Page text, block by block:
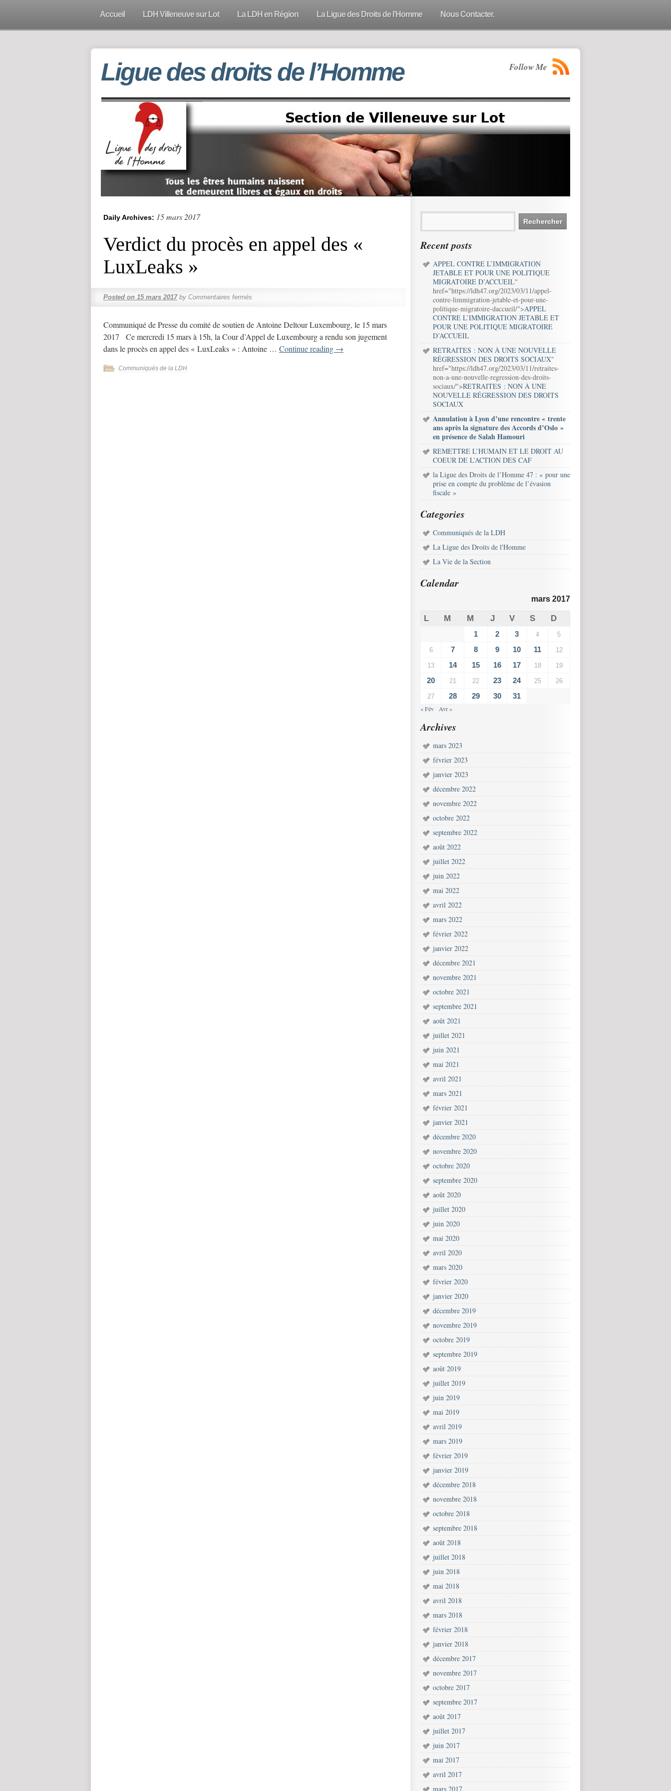
Accueil LDH Villeneuve sur Lot La LDH en Région La Ligue des Droits de l’Homme Nous Contacter.
Ligue des droits de l’Homme Follow Me
Daily Archives: 15 mars 2017
Verdict du procès en appel des «
LuxLeaks »
Posted on 15 mars 2017 by Commentaires fermés
Communiqué de Presse du comité de soutien de Antoine Deltour Luxembourg, le 15 mars
2017 Ce mercredi 15 mars à 15h, la Cour d’Appel de Luxembourg a rendu son jugement
dans le procès en appel des « LuxLeaks » : Antoine … Continue reading →
Communiqués de la LDH
Recent posts
APPEL CONTRE L’IMMIGRATION
JETABLE ET POUR UNE POLITIQUE
MIGRATOIRE D’ACCUEIL"
href="https://ldh47.org/2023/03/11/appel-
contre-limmigration-jetable-et-pour-une-
politique-migratoire-daccueil/">APPEL
CONTRE L’IMMIGRATION JETABLE ET
POUR UNE POLITIQUE MIGRATOIRE
D’ACCUEIL
RETRAITES : NON À UNE NOUVELLE
RÉGRESSION DES DROITS SOCIAUX"
href="https://ldh47.org/2023/03/11/retraites-
non-a-une-nouvelle-regression-des-droits-
sociaux/">RETRAITES : NON À UNE
NOUVELLE RÉGRESSION DES DROITS
SOCIAUX
Annulation à Lyon d’une rencontre « trente
ans après la signature des Accords d’Oslo »
en présence de Salah Hamouri
REMETTRE L’HUMAIN ET LE DROIT AU
COEUR DE L’ACTION DES CAF
la Ligue des Droits de l’Homme 47 : « pour une
prise en compte du problème de l’évasion
fiscale »
Categories
Communiqués de la LDH
La Ligue des Droits de l'Homme
La Vie de la Section
Calendar
mars 2017
L M M J V S D
1 2 3 4 5
6 7 8 9 10 11 12
13 14 15 16 17 18 19
20 21 22 23 24 25 26
27 28 29 30 31
« Fév Avr »
Archives
mars 2023
février 2023
janvier 2023
décembre 2022
novembre 2022
octobre 2022
septembre 2022
août 2022
juillet 2022
juin 2022
mai 2022
avril 2022
mars 2022
février 2022
janvier 2022
décembre 2021
novembre 2021
octobre 2021
septembre 2021
août 2021
juillet 2021
juin 2021
mai 2021
avril 2021
mars 2021
février 2021
janvier 2021
décembre 2020
novembre 2020
octobre 2020
septembre 2020
août 2020
juillet 2020
juin 2020
mai 2020
avril 2020
mars 2020
février 2020
janvier 2020
décembre 2019
novembre 2019
octobre 2019
septembre 2019
août 2019
juillet 2019
juin 2019
mai 2019
avril 2019
mars 2019
février 2019
janvier 2019
décembre 2018
novembre 2018
octobre 2018
septembre 2018
août 2018
juillet 2018
juin 2018
mai 2018
avril 2018
mars 2018
février 2018
janvier 2018
décembre 2017
novembre 2017
octobre 2017
septembre 2017
août 2017
juillet 2017
juin 2017
mai 2017
avril 2017
mars 2017